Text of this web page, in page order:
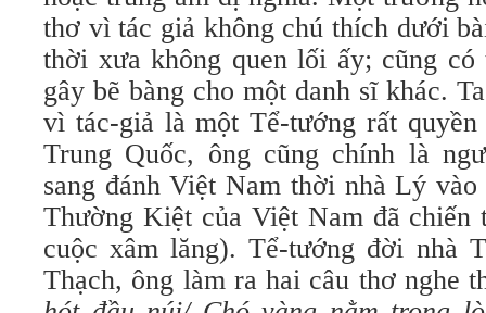
thơ vì tác giả không chú thích dưới
thời xưa không quen lối ấy; cũng
gây bẽ bàng cho một danh sĩ khác.
vì tác-giả là một Tể-tướng rất
Trung Quốc, ông cũng chính là
sang đánh Việt Nam thời nhà Lý
Thường Kiệt của Việt Nam đã chiến
cuộc xâm lăng). Tể-tướng đời nhà
Thạch, ông làm ra hai câu thơ nghe